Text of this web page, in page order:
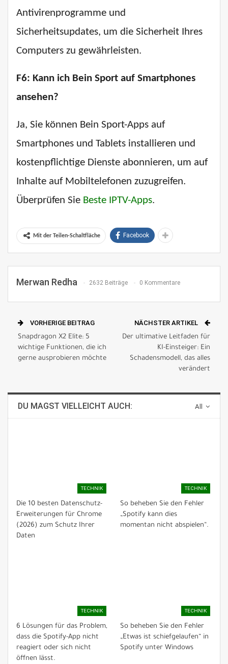
Antivirenprogramme und
Sicherheitsupdates, um die Sicherheit Ihres
Computers zu gewährleisten.
F6: Kann ich Bein Sport auf Smartphones
ansehen?
Ja, Sie können Bein Sport-Apps auf
Smartphones und Tablets installieren und
kostenpflichtige Dienste abonnieren, um auf
Inhalte auf Mobiltelefonen zuzugreifen.
Überprüfen Sie Beste IPTV-Apps.
Mit der Teilen-Schaltfläche Facebook
Merwan Redha 2632 Beiträge 0 Kommentare
VORHERIGE BEITRAG
Snapdragon X2 Elite: 5
wichtige Funktionen, die ich
gerne ausprobieren möchte
NÄCHSTER ARTIKEL
Der ultimative Leitfaden für
KI-Einsteiger: Ein
Schadensmodell, das alles
verändert
All
DU MAGST VIELLEICHT AUCH:
TECHNIK
Die 10 besten Datenschutz-
Erweiterungen für Chrome
(2026) zum Schutz Ihrer
Daten
TECHNIK
So beheben Sie den Fehler
„Spotify kann dies
momentan nicht abspielen“.
TECHNIK
6 Lösungen für das Problem,
dass die Spotify-App nicht
reagiert oder sich nicht
öffnen lässt.
TECHNIK
So beheben Sie den Fehler
„Etwas ist schiefgelaufen“ in
Spotify unter Windows